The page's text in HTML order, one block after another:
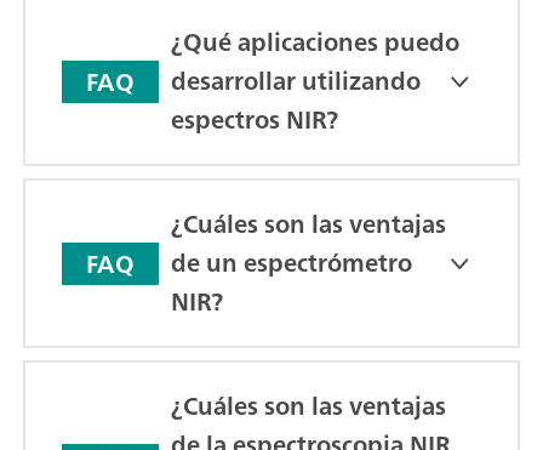
FAQ
¿Qué aplicaciones puedo
desarrollar utilizando
espectros NIR?
FAQ
¿Cuáles son las ventajas
de un espectrómetro
NIR?
¿Cuáles son las ventajas